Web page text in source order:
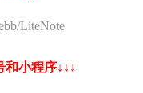
LiteNote
小程序↓↓↓